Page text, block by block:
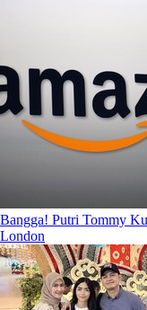
Bangga! Putri Tommy
London